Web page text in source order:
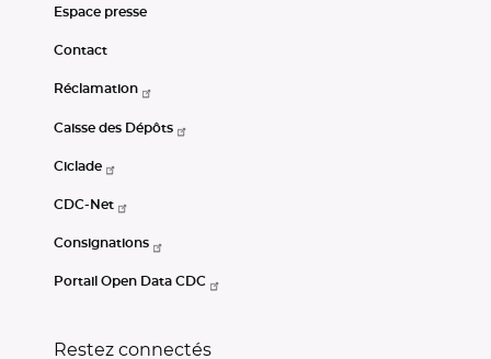
Espace presse
Contact
Réclamation
Caisse des Dépôts
Ciclade
CDC-Net
Consignations
Portail Open Data CDC
Restez connectés